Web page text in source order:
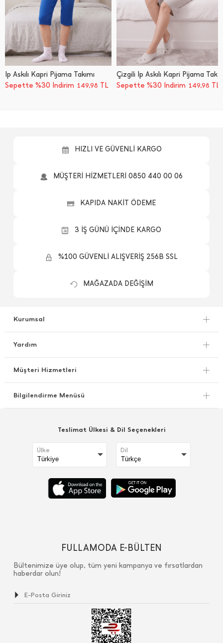
İ̇p Askılı Kapri Pijama Takımı
Sepette %30 İndirim 149,98 TL
Sepette %30 İndirim 149,98 TL
HIZLI VE GÜVENLİ KARGO
MÜŞTERİ HİZMETLERİ 0850 440 00 06
KAPIDA NAKİT ÖDEME
3 İŞ GÜNÜ İÇİNDE KARGO
%100 GÜVENLİ ALIŞVERİŞ 256B SSL
MAĞAZADA DEĞİŞİM
Kurumsal
Yardım
Müşteri Hizmetleri
Bilgilendirme Menüsü
Teslimat Ülkesi & Dil Seçenekleri
Ülke Dil
FULLAMODA E-BÜLTEN
Bültenimize üye olup, tüm yeni kampanya ve fırsatlardan
haberdar olun!